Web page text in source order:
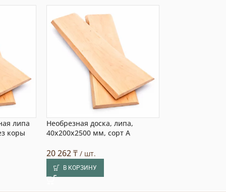
липа
коры
Необрезная доска, липа,
40x200x2500 мм, сорт A
20 262₸/ шт.
В КОРЗИНУ